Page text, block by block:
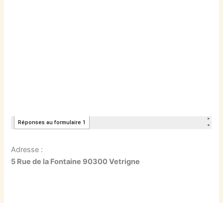
Adresse :
5 Rue de la Fontaine 90300 Vetrigne